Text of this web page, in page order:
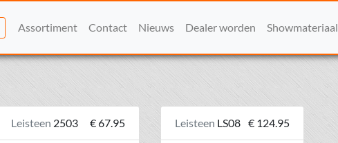
Assortiment Contact Nieuws Dealer worden Showmateriaal
Leisteen 2503 € 67.95 Leisteen LS08 € 124.95